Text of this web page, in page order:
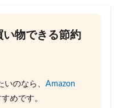
物できる節約
のなら、 Amazon
めです。